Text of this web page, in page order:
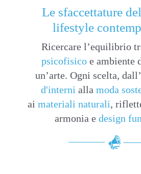
Le sfaccettature
lifestyle
Ricercare l’equilibrio
psicofisico e ambiente
un’arte. Ogni scelta, dall’
d'interni alla moda
ai materiali naturali,
armonia e design